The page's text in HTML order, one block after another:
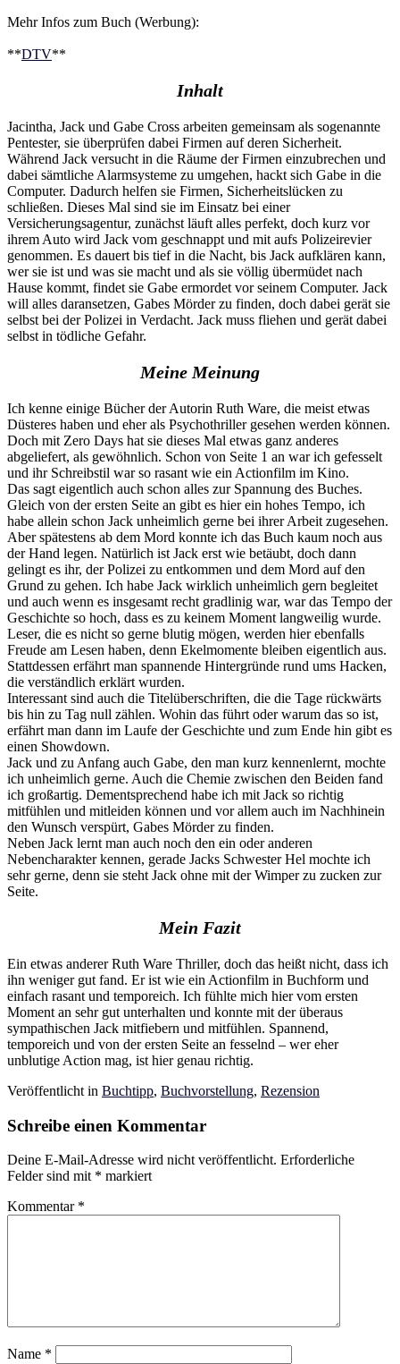
Mehr Infos zum Buch (Werbung):
**DTV**
Inhalt
Jacintha, Jack und Gabe Cross arbeiten gemeinsam als sogenannte
Pentester, sie überprüfen dabei Firmen auf deren Sicherheit.
Während Jack versucht in die Räume der Firmen einzubrechen und
dabei sämtliche Alarmsysteme zu umgehen, hackt sich Gabe in die
Computer. Dadurch helfen sie Firmen, Sicherheitslücken zu
schließen. Dieses Mal sind sie im Einsatz bei einer
Versicherungsagentur, zunächst läuft alles perfekt, doch kurz vor
ihrem Auto wird Jack vom geschnappt und mit aufs Polizeirevier
genommen. Es dauert bis tief in die Nacht, bis Jack aufklären kann,
wer sie ist und was sie macht und als sie völlig übermüdet nach
Hause kommt, findet sie Gabe ermordet vor seinem Computer. Jack
will alles daransetzen, Gabes Mörder zu finden, doch dabei gerät sie
selbst bei der Polizei in Verdacht. Jack muss fliehen und gerät dabei
selbst in tödliche Gefahr.
Meine Meinung
Ich kenne einige Bücher der Autorin Ruth Ware, die meist etwas
Düsteres haben und eher als Psychothriller gesehen werden können.
Doch mit Zero Days hat sie dieses Mal etwas ganz anderes
abgeliefert, als gewöhnlich. Schon von Seite 1 an war ich gefesselt
und ihr Schreibstil war so rasant wie ein Actionfilm im Kino.
Das sagt eigentlich auch schon alles zur Spannung des Buches.
Gleich von der ersten Seite an gibt es hier ein hohes Tempo, ich
habe allein schon Jack unheimlich gerne bei ihrer Arbeit zugesehen.
Aber spätestens ab dem Mord konnte ich das Buch kaum noch aus
der Hand legen. Natürlich ist Jack erst wie betäubt, doch dann
gelingt es ihr, der Polizei zu entkommen und dem Mord auf den
Grund zu gehen. Ich habe Jack wirklich unheimlich gern begleitet
und auch wenn es insgesamt recht gradlinig war, war das Tempo der
Geschichte so hoch, dass es zu keinem Moment langweilig wurde.
Leser, die es nicht so gerne blutig mögen, werden hier ebenfalls
Freude am Lesen haben, denn Ekelmomente bleiben eigentlich aus.
Stattdessen erfährt man spannende Hintergründe rund ums Hacken,
die verständlich erklärt wurden.
Interessant sind auch die Titelüberschriften, die die Tage rückwärts
bis hin zu Tag null zählen. Wohin das führt oder warum das so ist,
erfährt man dann im Laufe der Geschichte und zum Ende hin gibt es
einen Showdown.
Jack und zu Anfang auch Gabe, den man kurz kennenlernt, mochte
ich unheimlich gerne. Auch die Chemie zwischen den Beiden fand
ich großartig. Dementsprechend habe ich mit Jack so richtig
mitfühlen und mitleiden können und vor allem auch im Nachhinein
den Wunsch verspürt, Gabes Mörder zu finden.
Neben Jack lernt man auch noch den ein oder anderen
Nebencharakter kennen, gerade Jacks Schwester Hel mochte ich
sehr gerne, denn sie steht Jack ohne mit der Wimper zu zucken zur
Seite.
Mein Fazit
Ein etwas anderer Ruth Ware Thriller, doch das heißt nicht, dass ich
ihn weniger gut fand. Er ist wie ein Actionfilm in Buchform und
einfach rasant und temporeich. Ich fühlte mich hier vom ersten
Moment an sehr gut unterhalten und konnte mit der überaus
sympathischen Jack mitfiebern und mitfühlen. Spannend,
temporeich und von der ersten Seite an fesselnd – wer eher
unblutige Action mag, ist hier genau richtig.
Veröffentlicht in Buchtipp, Buchvorstellung, Rezension
Schreibe einen Kommentar
Deine E-Mail-Adresse wird nicht veröffentlicht. Erforderliche
Felder sind mit * markiert
Kommentar *
Name *